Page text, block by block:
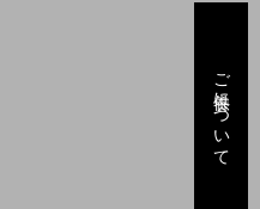
ご供養について